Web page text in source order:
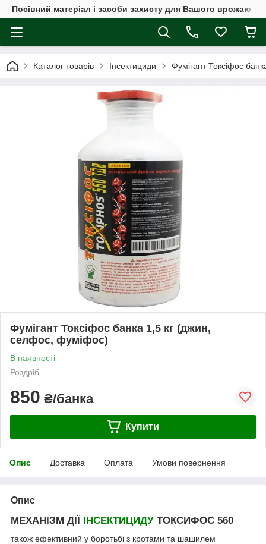
Посівний матеріал і засоби захисту для Вашого врожаю
Каталог товарів Інсектициди Фумігант Токсіфос
Фумігант Токсіфос банка 1,5 кг (джин,
селфос, фуміфос)
В наявності
Роздріб
850 ₴/банка
Купити
Опис Доставка Оплата Умови повернення
Опис
МЕХАНІЗМ ДІЇ ІНСЕКТИЦИДУ ТОКСИФОС 560
також ефективний у боротьбі з кротами та шашилем